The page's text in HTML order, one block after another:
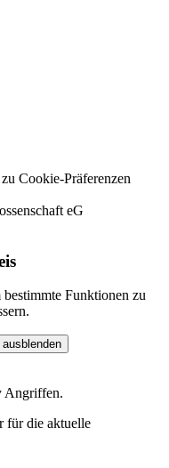
Cookie-Präferenzen
eG
Funktionen zu
ausblenden
Angriffen.
für die aktuelle